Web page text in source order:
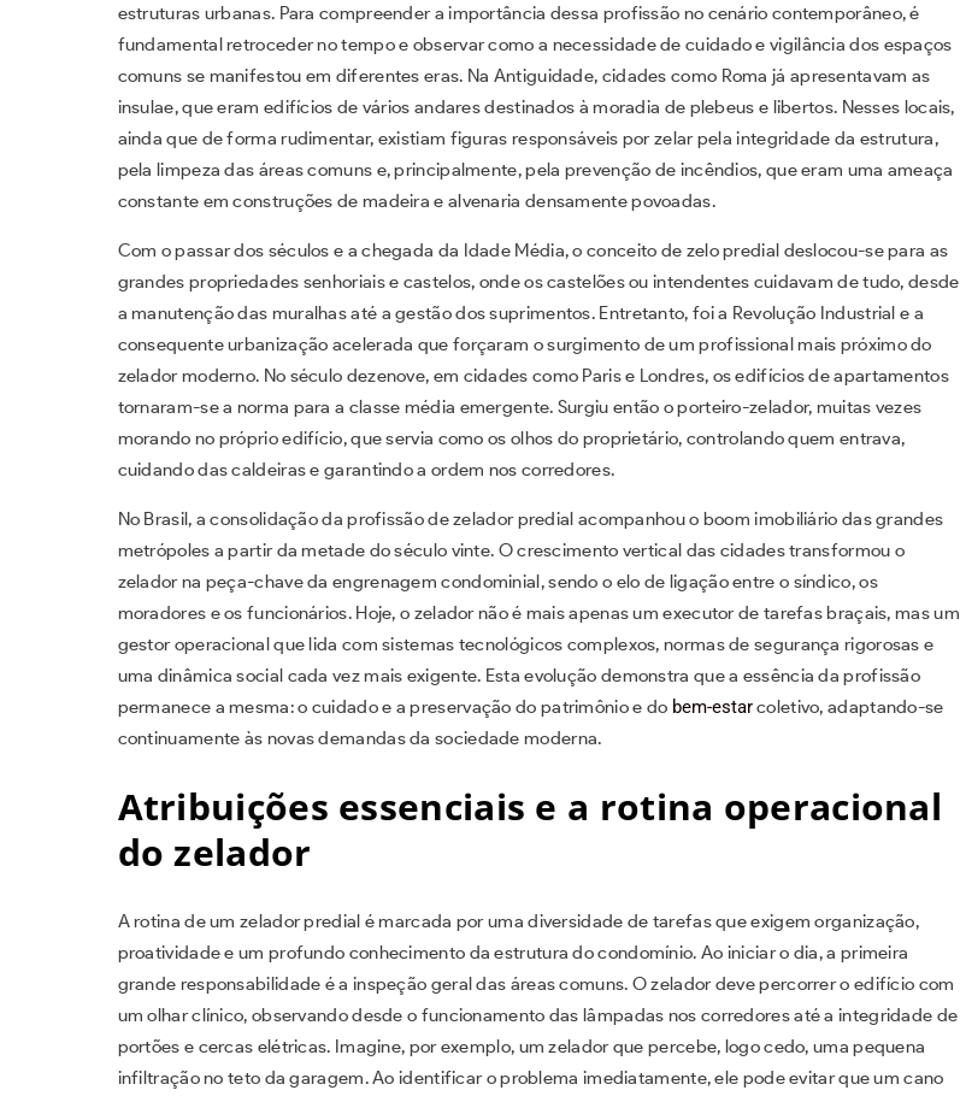
estruturas urbanas. Para compreender a importância dessa profissão no cenário contemporâneo, é
fundamental retroceder no tempo e observar como a necessidade de cuidado e vigilância dos espaços
comuns se manifestou em diferentes eras. Na Antiguidade, cidades como Roma já apresentavam as
insulae, que eram edifícios de vários andares destinados à moradia de plebeus e libertos. Nesses locais,
ainda que de forma rudimentar, existiam figuras responsáveis por zelar pela integridade da estrutura,
pela limpeza das áreas comuns e, principalmente, pela prevenção de incêndios, que eram uma ameaça
constante em construções de madeira e alvenaria densamente povoadas.
Com o passar dos séculos e a chegada da Idade Média, o conceito de zelo predial deslocou-se para as
grandes propriedades senhoriais e castelos, onde os castelões ou intendentes cuidavam de tudo, desde
a manutenção das muralhas até a gestão dos suprimentos. Entretanto, foi a Revolução Industrial e a
consequente urbanização acelerada que forçaram o surgimento de um profissional mais próximo do
zelador moderno. No século dezenove, em cidades como Paris e Londres, os edifícios de apartamentos
tornaram-se a norma para a classe média emergente. Surgiu então o porteiro-zelador, muitas vezes
morando no próprio edifício, que servia como os olhos do proprietário, controlando quem entrava,
cuidando das caldeiras e garantindo a ordem nos corredores.
No Brasil, a consolidação da profissão de zelador predial acompanhou o boom imobiliário das grandes
metrópoles a partir da metade do século vinte. O crescimento vertical das cidades transformou o
zelador na peça-chave da engrenagem condominial, sendo o elo de ligação entre o síndico, os
moradores e os funcionários. Hoje, o zelador não é mais apenas um executor de tarefas braçais, mas um
gestor operacional que lida com sistemas tecnológicos complexos, normas de segurança rigorosas e
uma dinâmica social cada vez mais exigente. Esta evolução demonstra que a essência da profissão
permanece a mesma: o cuidado e a preservação do patrimônio e do bem-estarcoletivo, adaptando-se
continuamente às novas demandas da sociedade moderna.
Atribuições essenciais e a rotina operacional
do zelador
A rotina de um zelador predial é marcada por uma diversidade de tarefas que exigem organização,
proatividade e um profundo conhecimento da estrutura do condomínio. Ao iniciar o dia, a primeira
grande responsabilidade é a inspeção geral das áreas comuns. O zelador deve percorrer o edifício com
um olhar clínico, observando desde o funcionamento das lâmpadas nos corredores até a integridade de
portões e cercas elétricas. Imagine, por exemplo, um zelador que percebe, logo cedo, uma pequena
infiltração no teto da garagem. Ao identificar o problema imediatamente, ele pode evitar que um cano